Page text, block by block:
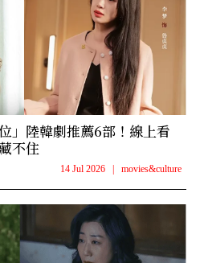
」陸韓劇推薦6部！線上看
不住
14 Jul 2026 movies&culture